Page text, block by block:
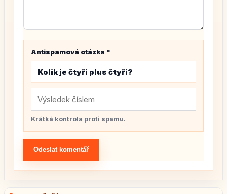
Antispamová otázka *
Kolik je čtyři plus čtyři?
Krátká kontrola proti spamu.
Odeslat komentář